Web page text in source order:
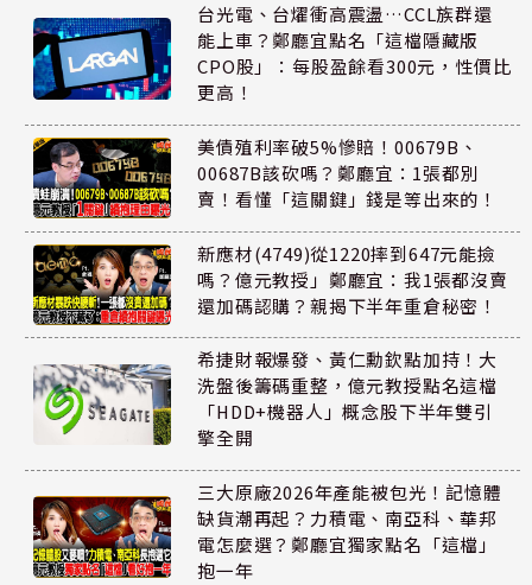
台光電、台燿衝高震盪…CCL族群還
能上車？鄭廳宜點名「這檔隱藏版
CPO股」：每股盈餘看300元，性價比
更高！
美債殖利率破5%慘賠！00679B、
00687B該砍嗎？鄭廳宜：1張都別
賣！看懂「這關鍵」錢是等出來的！
新應材(4749)從1220摔到647元能撿
嗎？億元教授」鄭廳宜：我1張都沒賣
還加碼認購？親揭下半年重倉秘密！
希捷財報爆發、黃仁勳欽點加持！大
洗盤後籌碼重整，億元教授點名這檔
「HDD+機器人」概念股下半年雙引
擎全開
三大原廠2026年產能被包光！記憶體
缺貨潮再起？力積電、南亞科、華邦
電怎麼選？鄭廳宜獨家點名「這檔」
抱一年